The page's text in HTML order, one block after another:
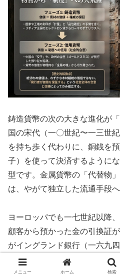
鋳造貨幣の次の大きな進化が
国の宋代（一〇世紀〜一三世
を持ち歩く代わりに、銅銭を
子）を使って決済するように
型です。金属貨幣の「代替物
は、やがて独立した流通手段へ
ヨーロッパでも一七世紀以降
顧客から預かった金の引換証
がイングランド銀行（一六九
券の起源となりました。信用
歩く不便さを解消し、長距離
メニュー ホーム 検索